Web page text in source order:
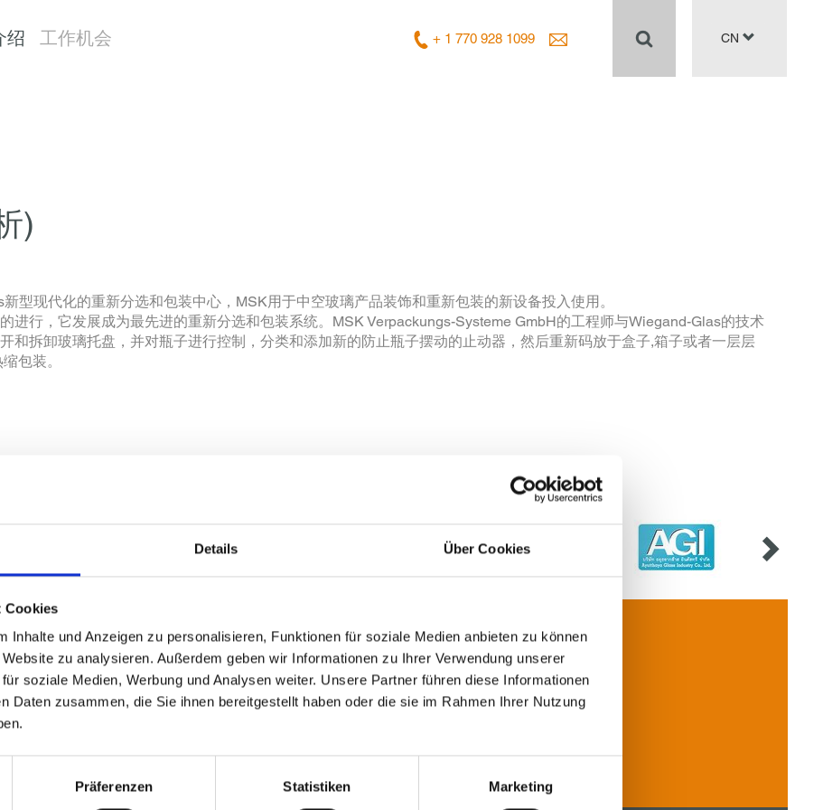
Details Über Cookies
Cookies
Inhalte und Anzeigen zu personalisieren, Funktionen für soziale Medien anbieten zu können
zu analysieren. Außerdem geben wir Informationen zu Ihrer Verwendung unserer
soziale Medien, Werbung und Analysen weiter. Unsere Partner führen diese Informationen
Daten zusammen, die Sie ihnen bereitgestellt haben oder die sie im Rahmen Ihrer Nutzung
Präferenzen Statistiken Marketing
绍 工作机会 + 1 770 928 1099 CN
)
型现代化的重新分选和包装中心，MSK用于中空玻璃产品装饰和重新包装的新设备投入使用。
进行，它发展成为最先进的重新分选和包装系统。MSK Verpackungs-Systeme GmbH的工程师与Wiegand-Glas的技术
和拆卸玻璃托盘，并对瓶子进行控制，分类和添加新的防止瓶子摆动的止动器，然后重新码放于盒子,箱子或者一层层
包装。
询或服务。
联系我们